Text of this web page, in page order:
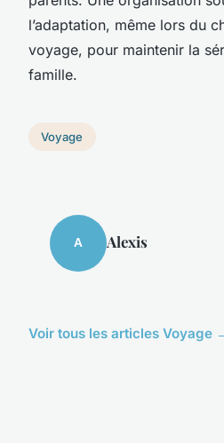
l’adaptation, même lors du
voyage, pour maintenir la
famille.
Voyage
A Alexis
Voir tous les articles Voyage